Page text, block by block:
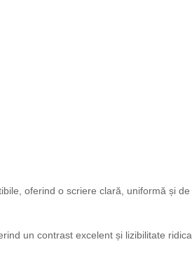
oferind o scriere clară, uniformă și
un contrast excelent și lizibilitate